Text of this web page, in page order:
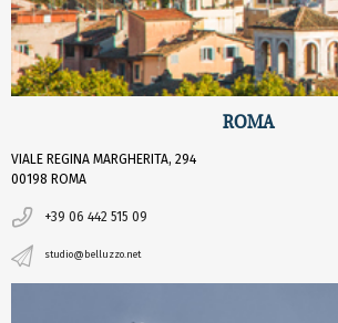
ROMA
VIALE REGINA MARGHERITA, 294
00198 ROMA
+39 06 442 515 09
studio@belluzzo.net